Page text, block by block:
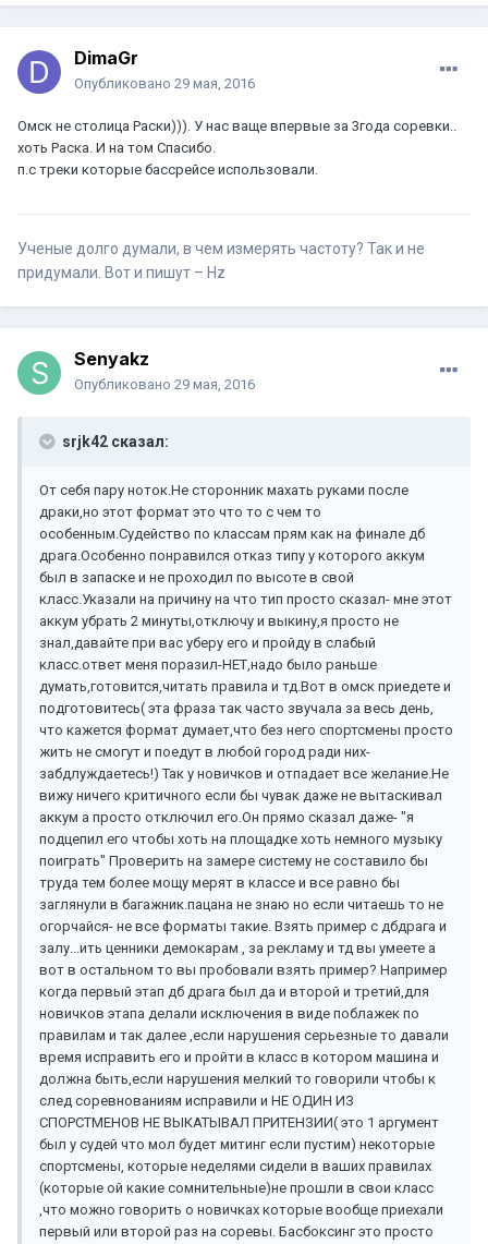
DimaGr
Опубликовано 29 мая, 2016
Омск не столица Раски))). У нас ваще впервые за 3года соревки..
хоть Раска. И на том Спасибо.
п.с треки которые бассрейсе использовали.
Ученые долго думали, в чем измерять частоту? Так и не
придумали. Вот и пишут – Hz
Senyakz
Опубликовано 29 мая, 2016
srjk42 сказал:
От себя пару ноток.Не сторонник махать руками после
драки,но этот формат это что то с чем то
особенным.Судейство по классам прям как на финале дб
драга.Особенно понравился отказ типу у которого аккум
был в запаске и не проходил по высоте в свой
класс.Указали на причину на что тип просто сказал- мне этот
аккум убрать 2 минуты,отключу и выкину,я просто не
знал,давайте при вас уберу его и пройду в слабый
класс.ответ меня поразил-НЕТ,надо было раньше
думать,готовится,читать правила и тд.Вот в омск приедете и
подготовитесь( эта фраза так часто звучала за весь день,
что кажется формат думает,что без него спортсмены просто
жить не смогут и поедут в любой город ради них-
забдлуждаетесь!) Так у новичков и отпадает все желание.Не
вижу ничего критичного если бы чувак даже не вытаскивал
аккум а просто отключил его.Он прямо сказал даже- "я
подцепил его чтобы хоть на площадке хоть немного музыку
поиграть" Проверить на замере систему не составило бы
труда тем более мощу мерят в классе и все равно бы
заглянули в багажник.пацана не знаю но если читаешь то не
огорчайся- не все форматы такие. Взять пример с дбдрага и
залу...ить ценники демокарам , за рекламу и тд вы умеете а
вот в остальном то вы пробовали взять пример? Например
когда первый этап дб драга был да и второй и третий,для
новичков этапа делали исключения в виде поблажек по
правилам и так далее ,если нарушения серьезные то давали
время исправить его и пройти в класс в котором машина и
должна быть,если нарушения мелкий то говорили чтобы к
след соревнованиям исправили и НЕ ОДИН ИЗ
СПОРСТМЕНОВ НЕ ВЫКАТЫВАЛ ПРИТЕНЗИИ( это 1 аргумент
был у судей что мол будет митинг если пустим) некоторые
спортсмены, которые неделями сидели в ваших правилах
(которые ой какие сомнительные)не прошли в свои класс
,что можно говорить о новичках которые вообще приехали
первый или второй раз на соревы. Басбоксинг это просто